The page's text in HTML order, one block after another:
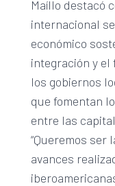
Maíllo destacó
internacional
económico
integración y
los gobiernos
que fomentan
entre las
“Queremos ser
avances